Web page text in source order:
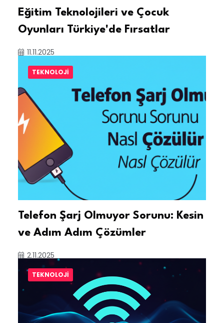
Eğitim Teknolojileri ve Çocuk
Oyunları Türkiye'de Fırsatlar
11.11.2025
TEKNOLOJI
Telefon Şarj Olmuyor Sorunu: Kesin
ve Adım Adım Çözümler
2.11.2025
TEKNOLOJI